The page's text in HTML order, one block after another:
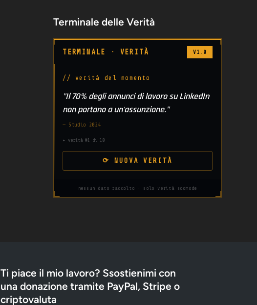
Terminale delle Verità
TERMINALE · VERITÀ V1.0
// verità del momento
"Il 70% degli annunci di lavoro su LinkedIn
non portano a un'assunzione."
— Studio 2024
▸ verità #1 di 10
⟳ NUOVA VERITÀ
nessun dato raccolto · solo verità scomode
Ti piace il mio lavoro? Ssostienimi con
una donazione tramite PayPal, Stripe o
criptovaluta